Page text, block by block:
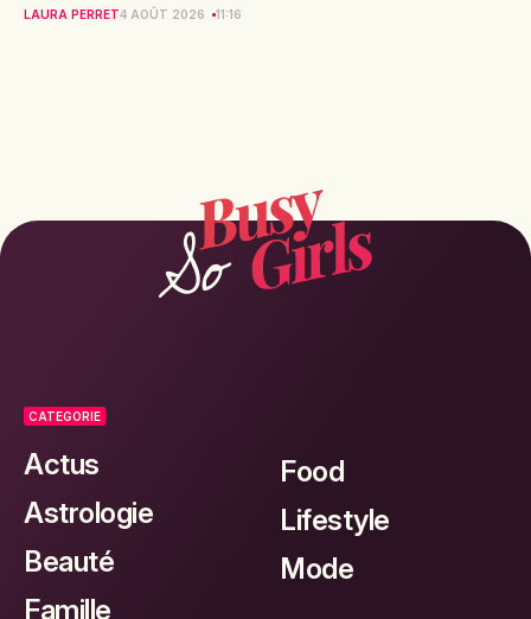
LAURA PERRET4 AOÛT 2026 11:16
CATEGORIE
Actus
Astrologie
Beauté
Famille
Food
Lifestyle
Mode